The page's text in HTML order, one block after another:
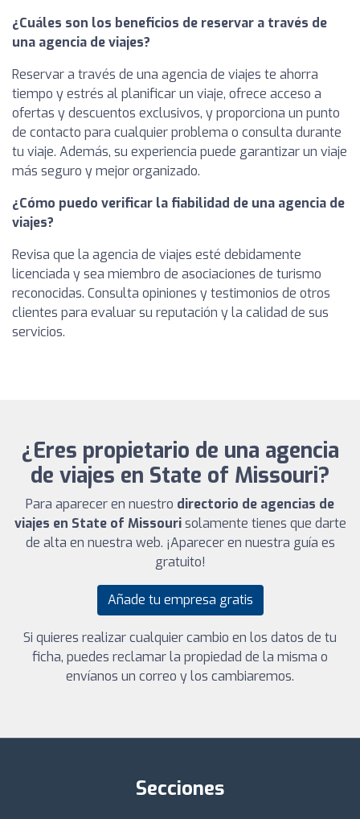
¿Cuáles son los beneficios de reservar a través de
una agencia de viajes?
Reservar a través de una agencia de viajes te ahorra
tiempo y estrés al planificar un viaje, ofrece acceso a
ofertas y descuentos exclusivos, y proporciona un punto
de contacto para cualquier problema o consulta durante
tu viaje. Además, su experiencia puede garantizar un viaje
más seguro y mejor organizado.
¿Cómo puedo verificar la fiabilidad de una agencia de
viajes?
Revisa que la agencia de viajes esté debidamente
licenciada y sea miembro de asociaciones de turismo
reconocidas. Consulta opiniones y testimonios de otros
clientes para evaluar su reputación y la calidad de sus
servicios.
¿Eres propietario de una agencia
de viajes en State of Missouri?
Para aparecer en nuestro directorio de agencias de
viajes en State of Missourisolamente tienes que darte
de alta en nuestra web. ¡Aparecer en nuestra guía es
gratuito!
Añade tu empresa gratis
Si quieres realizar cualquier cambio en los datos de tu
ficha, puedes reclamar la propiedad de la misma o
envíanos un correo y los cambiaremos.
Secciones